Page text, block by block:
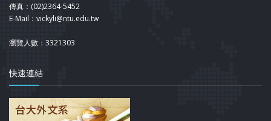
傳真：(02)2364-5452
E-Mail：vickyli@ntu.edu.tw
瀏覽人數：3321303
快速連結